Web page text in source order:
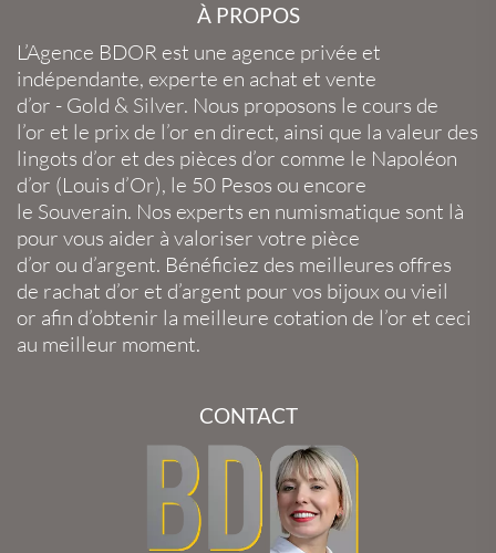
À PROPOS
L’Agence BDOR est une agence privée et
indépendante, experte en achat et vente
d’or - Gold & Silver. Nous proposons le cours de
l’or et le prix de l’or en direct, ainsi que la valeur des
lingots d’or et des pièces d’or comme le Napoléon
d’or (Louis d’Or), le 50 Pesos ou encore
le Souverain. Nos experts en numismatique sont là
pour vous aider à valoriser votre pièce
d’or ou d’argent. Bénéficiez des meilleures offres
de rachat d’or et d’argent pour vos bijoux ou vieil
or afin d’obtenir la meilleure cotation de l’or et ceci
au meilleur moment.
CONTACT